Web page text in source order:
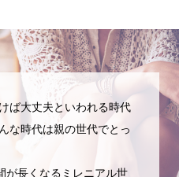
ば大丈夫といわれる時代
な時代は親の世代でとっ
が長くなるミレニアル世